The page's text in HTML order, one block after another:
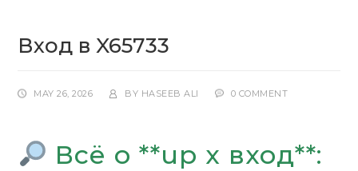
Вход в X65733
MAY 26, 2026 BY HASEEB ALI 0 COMMENT
Всё о **up x вход**: